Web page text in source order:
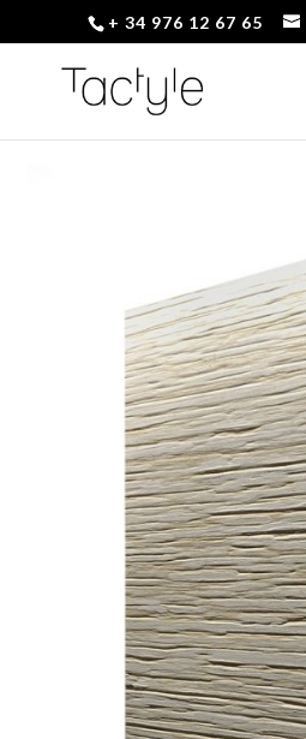
+ 34 976 12 67 65